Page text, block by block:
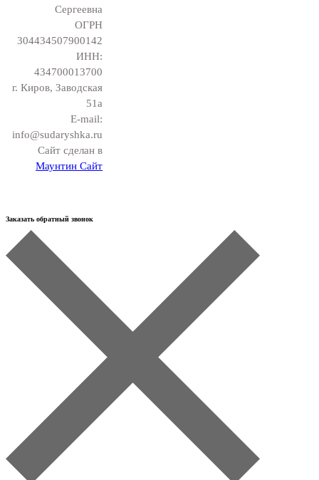
Сергеевна
ОГРН
304434507900142
ИНН:
434700013700
г. Киров, Заводская
51а
E-mail:
info@sudaryshka.ru
Сайт сделан в
Маунтин Сайт
Заказать обратный звонок